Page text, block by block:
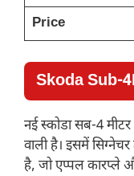
Price
Skoda Sub-
नई स्कोडा सब-4
वाली है। इसमें
है, जो एप्पल कारप्ले